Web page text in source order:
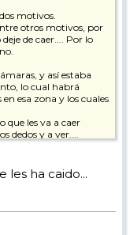
motivos.
otros motivos, por
de caer.... Por lo
y así estaba
lo cual habrá
esa zona y los cuales
que les va a caer
dedos y a ver....
les ha caido...